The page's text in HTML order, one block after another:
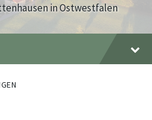
in Ostwestfalen